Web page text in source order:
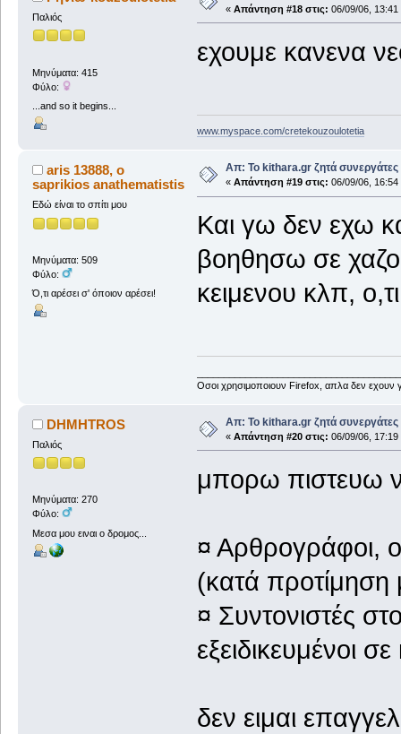
Παλιός
Μηνύματα: 415
Φύλο:
...and so it begins...
« Απάντηση #18 στις: 06/09/06, 13:41
εχουμε κανενα
www.myspace.com/cretekouzoulotetia
aris 13888, ο
saprikios anathematistis
Εδώ είναι το σπίτι μου
Μηνύματα: 509
Φύλο:
Ό,τι αρέσει σ' όποιον αρέσει!
Απ: Το kithara.gr ζητά συνεργάτες
« Απάντηση #19 στις: 06/09/06, 16:54
Kαι γω δεν εχω
βοηθησω σε
κειμενου κλπ,
Οσοι χρησιμοποιουν Firefox, απλα δεν εχουν
DHMHTROS
Παλιός
Μηνύματα: 270
Φύλο:
Μεσα μου ειναι ο δρομος...
Απ: Το kithara.gr ζητά συνεργάτες
« Απάντηση #20 στις: 06/09/06, 17:19
μπορω πιστευω
¤ Αρθρογράφοι,
(κατά
¤ Συντονιστές
εξειδικευμένοι
δεν ειμαι